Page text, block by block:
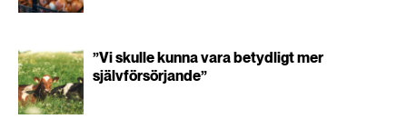
”Vi skulle kunna vara betydligt mer
självförsörjande”